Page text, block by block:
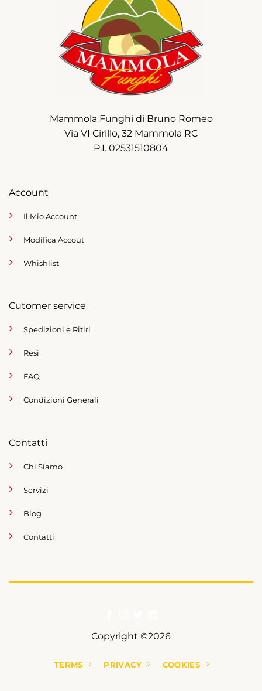
Mammola Funghi di Bruno Romeo
Via VI Cirillo, 32 Mammola RC
P.I. 02531510804
Account
Il Mio Account
Modifica Accout
Whishlist
Cutomer service
Spedizioni e Ritiri
Resi
FAQ
Condizioni Generali
Contatti
Chi Siamo
Servizi
Blog
Contatti
Copyright ©2026
TERMS PRIVACY COOKIES